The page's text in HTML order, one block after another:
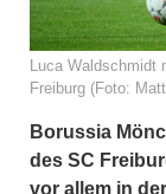
Luca
Freiburg (Foto:
Borussia
des SC
vor allem in